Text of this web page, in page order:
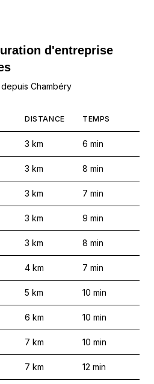
d'entreprise
Chambéry
DISTANCE TEMPS
3 km 6 min
3 km 8 min
3 km 7 min
3 km 9 min
3 km 8 min
4 km 7 min
5 km 10 min
6 km 10 min
7 km 10 min
7 km 12 min